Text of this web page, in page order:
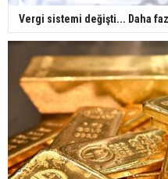
Vergi sistemi değişti... Daha